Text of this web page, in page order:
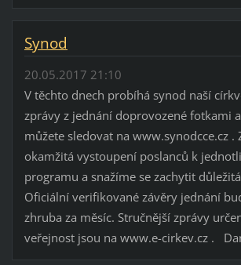
Synod
20.05.2017 21:10
V těchto dnech probíhá synod naší
zprávy z jednání doprovozené fotkami
můžete sledovat na www.synodcce.cz .
okamžitá vystoupení poslanců k
programu a snažíme se zachytit
Oficiální verifikované závěry jednání
zhruba za měsíc. Stručnější zprávy
veřejnost jsou na www.e-cirkev.cz .